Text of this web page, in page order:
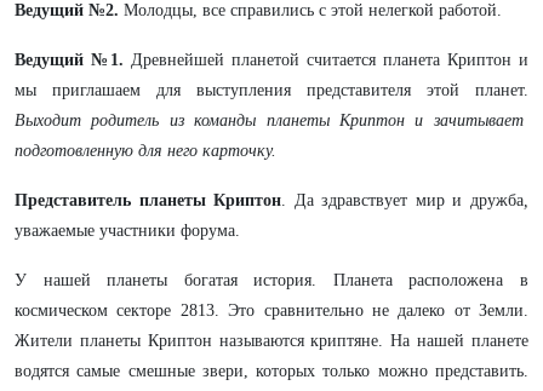
Ведущий №2. Молодцы, все справились с этой нелегкой работой.
Ведущий №1. Древнейшей планетой считается планета Криптон и
мы приглашаем для выступления представителя этой планет.
Выходит родитель из команды планеты Криптон и зачитывает
подготовленную для него карточку.
Представитель планеты Криптон. Да здравствует мир и дружба,
уважаемые участники форума.
У нашей планеты богатая история. Планета расположена в
космическом секторе 2813. Это сравнительно не далеко от Земли.
Жители планеты Криптон называются криптяне. На нашей планете
водятся самые смешные звери, которых только можно представить.